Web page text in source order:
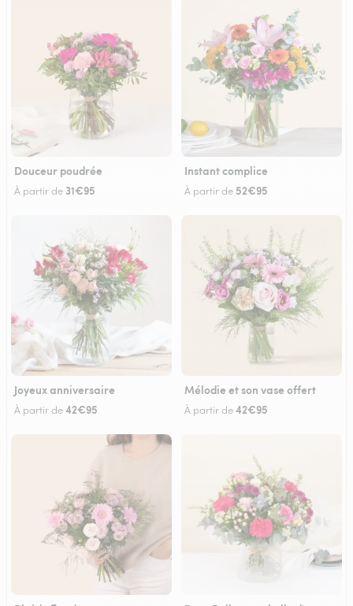
Douceur poudrée
À partir de 31€95
Instant complice
À partir de 52€95
Joyeux anniversaire
À partir de42€95
Mélodie et son vase offert
À partir de42€95